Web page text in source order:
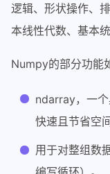
逻辑、形状操作、
本线性代数、基本
Numpy的部分功能
ndarray，一
快速且节省空
用于对整组数